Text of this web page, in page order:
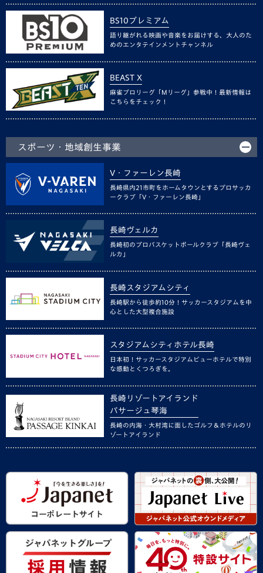
BS10プレミアム
語り継がれる映画や音楽をお届けする、大人のた
めのエンタテインメントチャンネル
BEAST X
麻雀プロリーグ「Mリーグ」参戦中！最新情報は
こちらをチェック！
スポーツ・地域創生事業
V・ファーレン長崎
長崎県内21市町をホームタウンとするプロサッカ
ークラブ「V・ファーレン長崎」
長崎ヴェルカ
長崎初のプロバスケットボールクラブ「長崎ヴェ
ルカ」
長崎スタジアムシティ
長崎駅から徒歩約10分！サッカースタジアムを中
心とした大型複合施設
スタジアムシティホテル長崎
日本初！サッカースタジアムビューホテルで特別
な感動とくつろぎを。
長崎リゾートアイランド
パサージュ琴海
長崎の内海・大村湾に面したゴルフ＆ホテルのリ
ゾートアイランド